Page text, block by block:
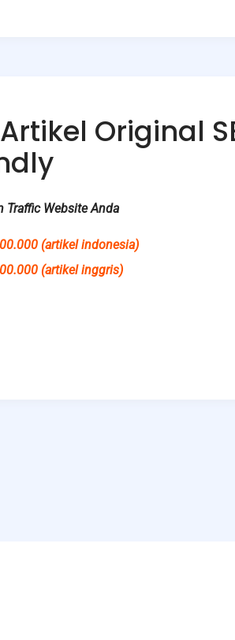
Original
Traffic Website Anda
(artikel indonesia)
(artikel inggris)